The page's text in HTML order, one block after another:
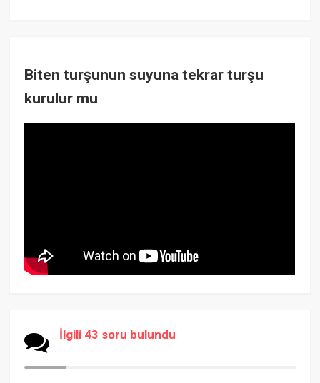
Biten turşunun suyuna tekrar turşu
kurulur mu
İlgili 43 soru bulundu